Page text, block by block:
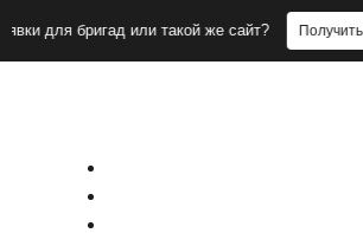
или такой же сайт? Получить заявки